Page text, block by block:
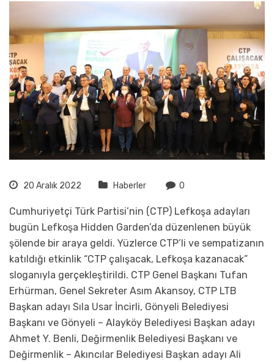
20 Aralık 2022 Haberler 0
Cumhuriyetçi Türk Partisi’nin (CTP) Lefkoşa adayları
bugün Lefkoşa Hidden Garden’da düzenlenen büyük
şölende bir araya geldi. Yüzlerce CTP’li ve sempatizanın
katıldığı etkinlik “CTP çalışacak, Lefkoşa kazanacak”
sloganıyla gerçekleştirildi. CTP Genel Başkanı Tufan
Erhürman, Genel Sekreter Asım Akansoy, CTP LTB
Başkan adayı Sıla Usar İncirli, Gönyeli Belediyesi
Başkanı ve Gönyeli – Alayköy Belediyesi Başkan adayı
Ahmet Y. Benli, Değirmenlik Belediyesi Başkanı ve
Değirmenlik – Akıncılar Belediyesi Başkan adayı Ali